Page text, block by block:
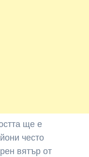
ще е
често
вятър от